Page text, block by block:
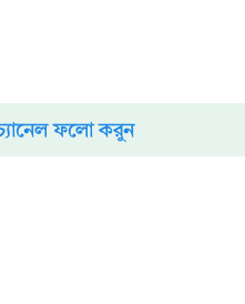
ফলো করুন